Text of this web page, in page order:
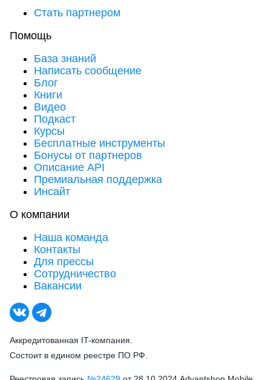
Стать партнером
Помощь
База знаний
Написать сообщение
Блог
Книги
Видео
Подкаст
Курсы
Бесплатные инструменты
Бонусы от партнеров
Описание API
Премиальная поддержка
Инсайт
О компании
Наша команда
Контакты
Для прессы
Сотрудничество
Вакансии
Аккредитованная IT-компания.
Состоит в едином реестре ПО РФ.